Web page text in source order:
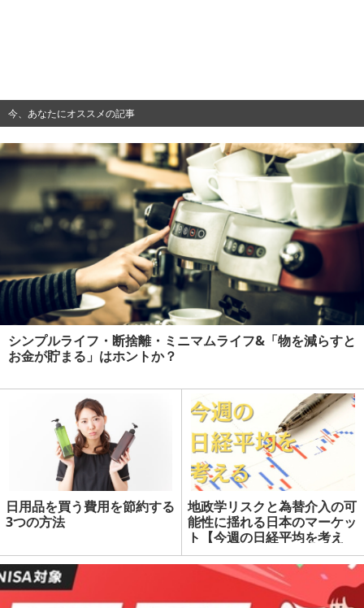
今、あなたにオススメの記事
シンプルライフ・断捨離・ミニマムライフ&「物を減らすと
お金が貯まる」はホントか？
日用品を買う費用を節約する
3つの方法
地政学リスクと為替介入の可
能性に揺れる日本のマーケッ
ト【今週の日経平均を考え
る】 | マネーの達人